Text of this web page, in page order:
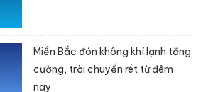
Miền Bắc đón không khí lạnh tăng
cường, trời chuyển rét từ đêm
nay